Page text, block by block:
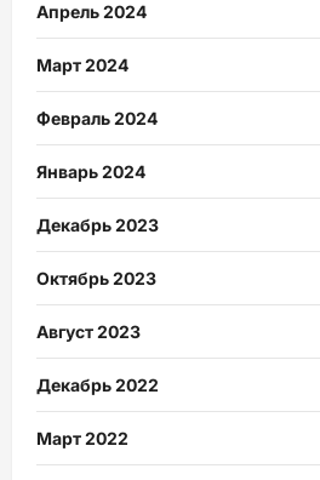
Апрель 2024
Март 2024
Февраль 2024
Январь 2024
Декабрь 2023
Октябрь 2023
Август 2023
Декабрь 2022
Март 2022